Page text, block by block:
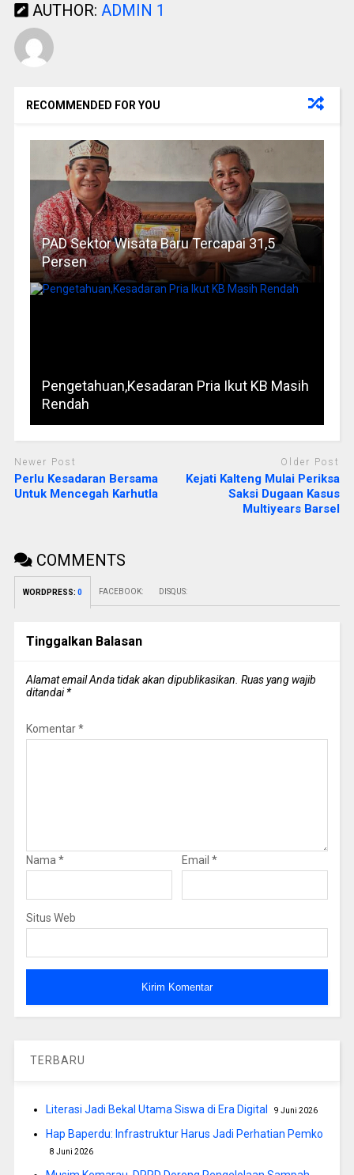
AUTHOR: ADMIN 1
RECOMMENDED FOR YOU
PAD Sektor Wisata Baru Tercapai 31,5
Persen
Pengetahuan,Kesadaran Pria Ikut KB Masih
Rendah
Newer Post
Perlu Kesadaran Bersama
Untuk Mencegah Karhutla
Older Post
Kejati Kalteng Mulai Periksa
Saksi Dugaan Kasus
Multiyears Barsel
COMMENTS
WORDPRESS: 0 FACEBOOK: DISQUS:
Tinggalkan Balasan
Alamat email Anda tidak akan dipublikasikan. Ruas yang wajib
ditandai*
Komentar*
Nama * Email *
Situs Web
TERBARU
Literasi Jadi Bekal Utama Siswa di Era Digital 9 Juni 2026
Hap Baperdu: Infrastruktur Harus Jadi Perhatian Pemko
8 Juni 2026